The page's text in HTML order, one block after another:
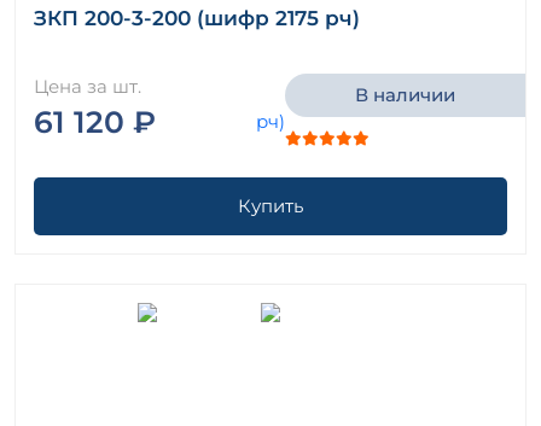
ЗКП 200-3-200 (шифр 2175 рч)
Цена за шт.
61 120 ₽
В наличии
Купить